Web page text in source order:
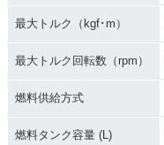
最大トルク（kgf･m）
最大トルク回転数（rpm）
燃料供給方式
燃料タンク容量 (L)